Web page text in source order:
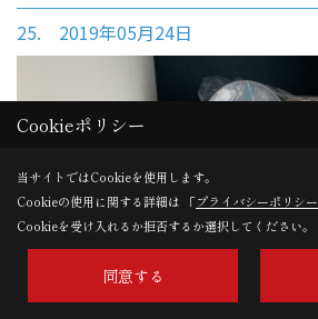
25. 2019年05月24日
Cookieポリシー
当サイトではCookieを使用します。
Cookieの使用に関する詳細は 「プライバシーポリシー
Cookieを受け入れるか拒否するか選択してください。
同意する